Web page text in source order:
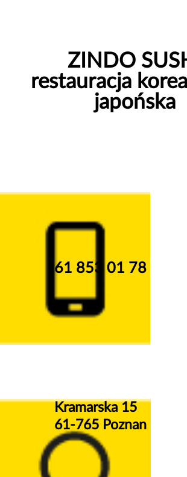
ZINDO
restauracja
japońska
61 853 01 78
Kramarska 15
61-765 Poznan